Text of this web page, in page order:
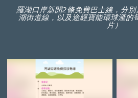
羅湖口岸新開2條免費巴士線，分
湖街道線，以及途經寶能環球滙的
片）